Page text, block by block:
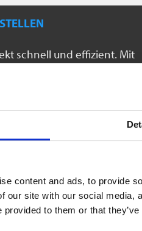
content and ads, to provide
our site with our social
provided to them or that
schnell und effizient. Mit
Ansicht die 3D-
Revit übernehmen. Die
Einfacher geht’s nicht!